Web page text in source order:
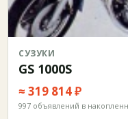
СУЗУКИ
GS 1000S
≈ 319 814 ₽
997 объявлений в